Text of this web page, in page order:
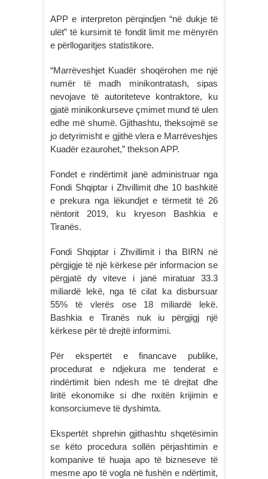
APP e interpreton përqindjen “në dukje të
ulët” të kursimit të fondit limit me mënyrën
e përllogaritjes statistikore.
“Marrëveshjet Kuadër shoqërohen me një
numër të madh minikontratash, sipas
nevojave të autoriteteve kontraktore, ku
gjatë minikonkurseve çmimet mund të ulen
edhe më shumë. Gjithashtu, theksojmё se
jo detyrimisht e gjithё vlera e Marrëveshjes
Kuadër ezaurohet,” thekson APP.
Fondet e rindërtimit janë administruar nga
Fondi Shqiptar i Zhvillimit dhe 10 bashkitë
e prekura nga lëkundjet e tërmetit të 26
nëntorit 2019, ku kryeson Bashkia e
Tiranës.
Fondi Shqiptar i Zhvillimit i tha BIRN në
përgjigje të një kërkese për informacion se
përgjatë dy viteve i janë miratuar 33.3
miliardë lekë, nga të cilat ka disbursuar
55% të vlerës ose 18 miliardë lekë.
Bashkia e Tiranës nuk iu përgjigj një
kërkese për të drejtë informimi.
Për ekspertët e financave publike,
procedurat e ndjekura me tenderat e
rindërtimit bien ndesh me të drejtat dhe
liritë ekonomike si dhe nxitën krijimin e
konsorciumeve të dyshimta.
Ekspertët shprehin gjithashtu shqetësimin
se këto procedura sollën përjashtimin e
kompanive të huaja apo të bizneseve të
mesme apo të vogla në fushën e ndërtimit,